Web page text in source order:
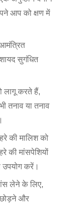
आप को क्षण में
सुगंधित
लागू करते हैं,
तनाव या तनाव
की मालिश को
की मांसपेशियों
करें।
लेने के लिए,
छोड़ने और